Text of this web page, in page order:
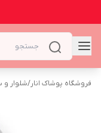
فروشگاه پوشاک انار/شلوار و